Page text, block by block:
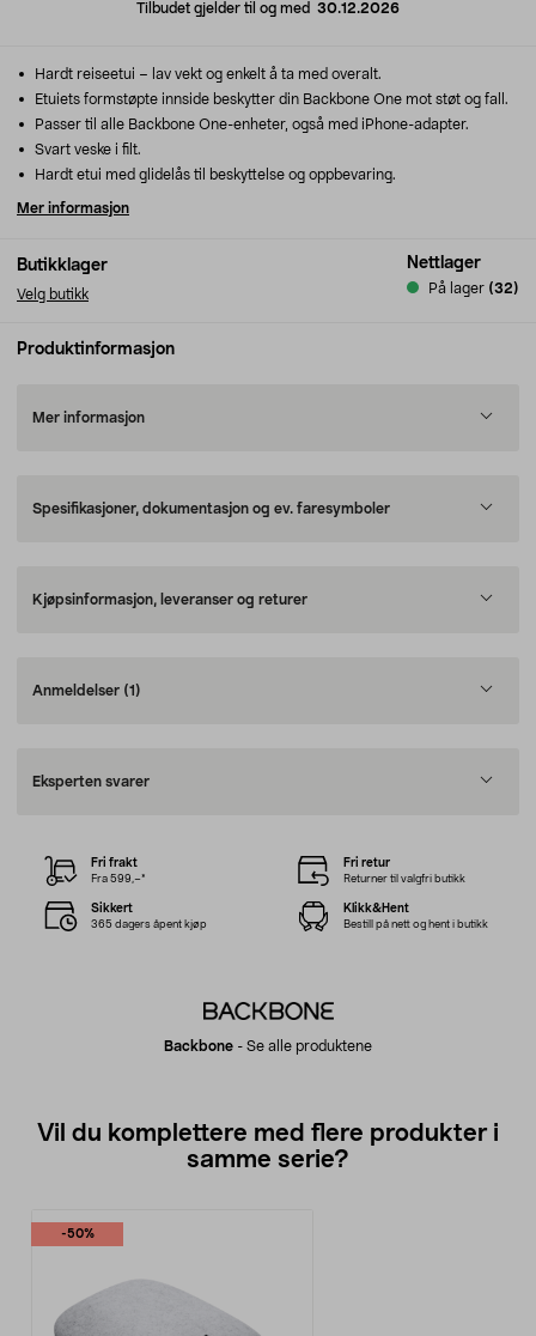
Tilbudet gjelder til og med 30.12.2026
Butikklager
Velg butikk
Nettlager
På lager (32)
Hardt reiseetui – lav vekt og enkelt å ta med overalt.
Etuiets formstøpte innside beskytter din Backbone One mot støt og fall.
Passer til alle Backbone One-enheter, også med iPhone-adapter.
Svart veske i filt.
Hardt etui med glidelås til beskyttelse og oppbevaring.
Mer informasjon
Produktinformasjon
Mer informasjon
Spesifikasjoner, dokumentasjon og ev. faresymboler
Kjøpsinformasjon, leveranser og returer
Anmeldelser (1)
Eksperten svarer
Backbone - Se alle produktene
Fri frakt
Fra 599,–*
Fri retur
Returner til valgfri butikk
Sikkert
365 dagers åpent kjøp
Klikk&Hent
Bestill på nett og hent i butikk
Vil du komplettere med flere produkter i
samme serie?
-50%